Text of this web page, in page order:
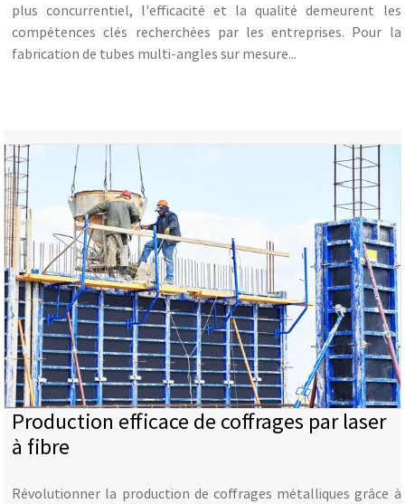
plus concurrentiel, l'efficacité et la qualité demeurent les
compétences clés recherchées par les entreprises. Pour la
fabrication de tubes multi-angles sur mesure...
Production efficace de coffrages par laser
à fibre
Révolutionner la production de coffrages métalliques grâce à